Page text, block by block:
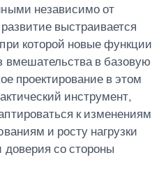
независимо от
выстраивается
которой новые функции
вмешательства в базовую
проектирование в этом
инструмент,
к изменениям
и росту нагрузки
доверия со стороны